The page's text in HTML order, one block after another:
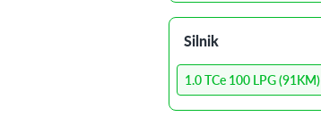
Silnik
1.0 TCe 100 LPG (91KM)